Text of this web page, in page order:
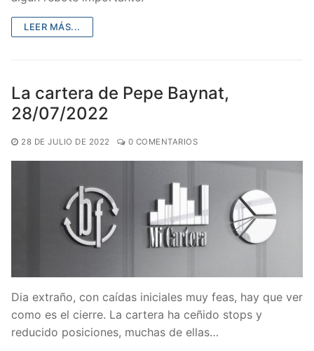
LEER MÁS...
La cartera de Pepe Baynat,
28/07/2022
28 DE JULIO DE 2022 0 COMENTARIOS
Dia extraño, con caídas iniciales muy feas, hay que ver
como es el cierre. La cartera ha ceñido stops y
reducido posiciones, muchas de ellas…